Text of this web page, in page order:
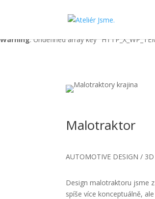
: Undefined array key
Warning: Undefined array key
Malotraktor
AUTOMOTIVE DESIGN /
Design malotraktoru jsme
spíše více konceptuálně,